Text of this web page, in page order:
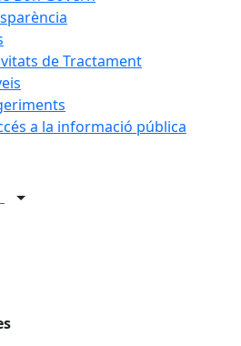
de Tractament
a la informació pública